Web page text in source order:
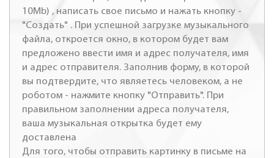
10Mb) , написать свое письмо и нажать кнопку -
"Создать" . При успешной загрузке музыкального
файла, откроется окно, в котором будет вам
предложено ввести имя и адрес получателя, имя
и адрес отправителя. Заполнив форму, в которой
вы подтвердите, что являетесь человеком, а не
роботом - нажмите кнопку "Отправить". При
правильном заполнении адреса получателя,
ваша музыкальная открытка будет ему
доставлена
Для того, чтобы отправить картинку в письме на